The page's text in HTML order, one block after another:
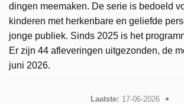
dingen meemaken. De serie is bedoeld
kinderen met herkenbare en geliefde
jonge publiek. Sinds 2025 is het
Er zijn 44 afleveringen uitgezonden, de
juni 2026.
Laatste: 17-06-2026